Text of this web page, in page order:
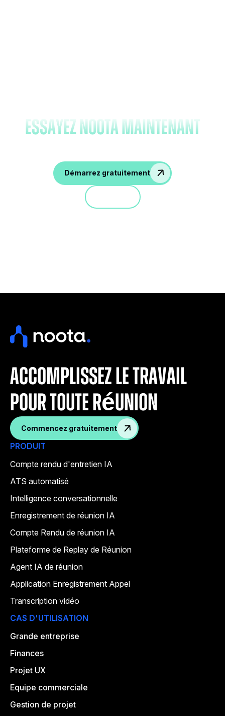
essayez Noota maintenant
Démarrez gratuitement
accomplissez le travail
pour toute réunion
Commencez gratuitement
PRODUIT
Compte rendu d'entretien IA
ATS automatisé
Intelligence conversationnelle
Enregistrement de réunion IA
Compte Rendu de réunion IA
Plateforme de Replay de Réunion
Agent IA de réunion
Application Enregistrement Appel
Transcription vidéo
CAS D'UTILISATION
Grande entreprise
Finances
Projet UX
Equipe commerciale
Gestion de projet